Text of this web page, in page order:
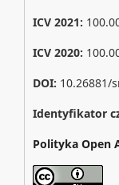
ICV 2021:
ICV 2020:
DOI: 10.26881/
Identyfikator
Polityka Open